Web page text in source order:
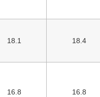
18.1 18.4
16.8 16.8